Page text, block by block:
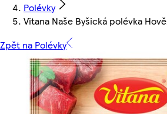
Polévky
Vitana Naše Byšická polévka
Zpět na Polévky